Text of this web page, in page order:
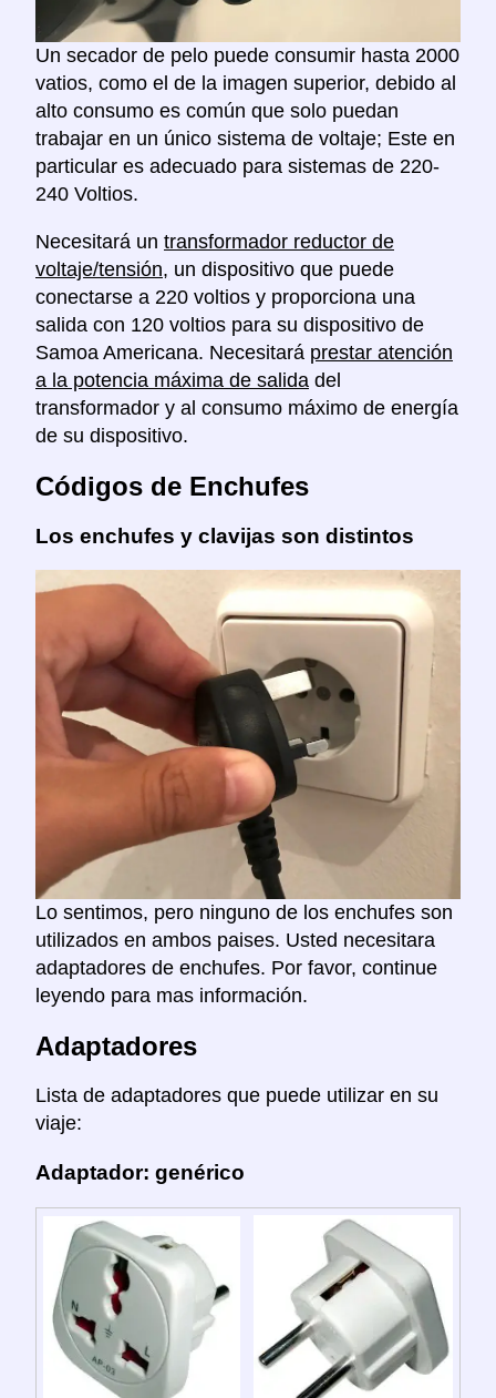
Un secador de pelo puede consumir hasta 2000
vatios, como el de la imagen superior, debido al
alto consumo es común que solo puedan
trabajar en un único sistema de voltaje; Este en
particular es adecuado para sistemas de 220-
240 Voltios.
Necesitará un transformador reductor de
voltaje/tensión, un dispositivo que puede
conectarse a 220 voltios y proporciona una
salida con 120 voltios para su dispositivo de
Samoa Americana. Necesitará prestar atención
a la potencia máxima de salida del
transformador y al consumo máximo de energía
de su dispositivo.
Códigos de Enchufes
Los enchufes y clavijas son distintos
Lo sentimos, pero ninguno de los enchufes son
utilizados en ambos paises. Usted necesitara
adaptadores de enchufes. Por favor, continue
leyendo para mas información.
Adaptadores
Lista de adaptadores que puede utilizar en su
viaje:
Adaptador: genérico